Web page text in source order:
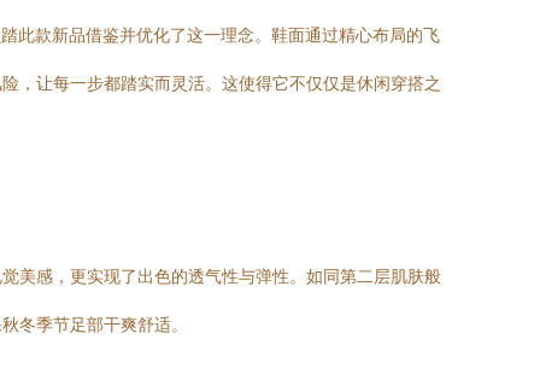
此款新品借鉴并优化了这一理念。鞋面通过精心布局的飞
，让每一步都踏实而灵活。这使得它不仅仅是休闲穿搭之
美感，更实现了出色的透气性与弹性。如同第二层肌肤般
冬季节足部干爽舒适。